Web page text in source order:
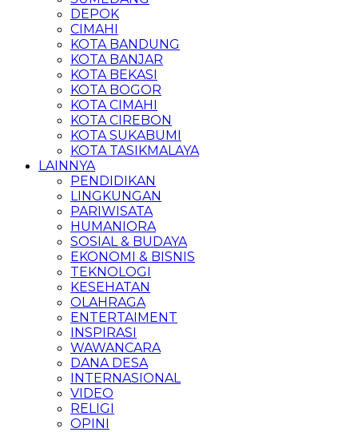
DEPOK
CIMAHI
KOTA BANDUNG
KOTA BANJAR
KOTA BEKASI
KOTA BOGOR
KOTA CIMAHI
KOTA CIREBON
KOTA SUKABUMI
KOTA TASIKMALAYA
LAINNYA
PENDIDIKAN
LINGKUNGAN
PARIWISATA
HUMANIORA
SOSIAL & BUDAYA
EKONOMI & BISNIS
TEKNOLOGI
KESEHATAN
OLAHRAGA
ENTERTAIMENT
INSPIRASI
WAWANCARA
DANA DESA
INTERNASIONAL
VIDEO
RELIGI
OPINI